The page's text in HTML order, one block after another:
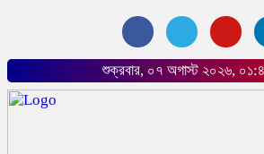
শুক্রবার, ০৭ অগাস্ট ২০২৬,